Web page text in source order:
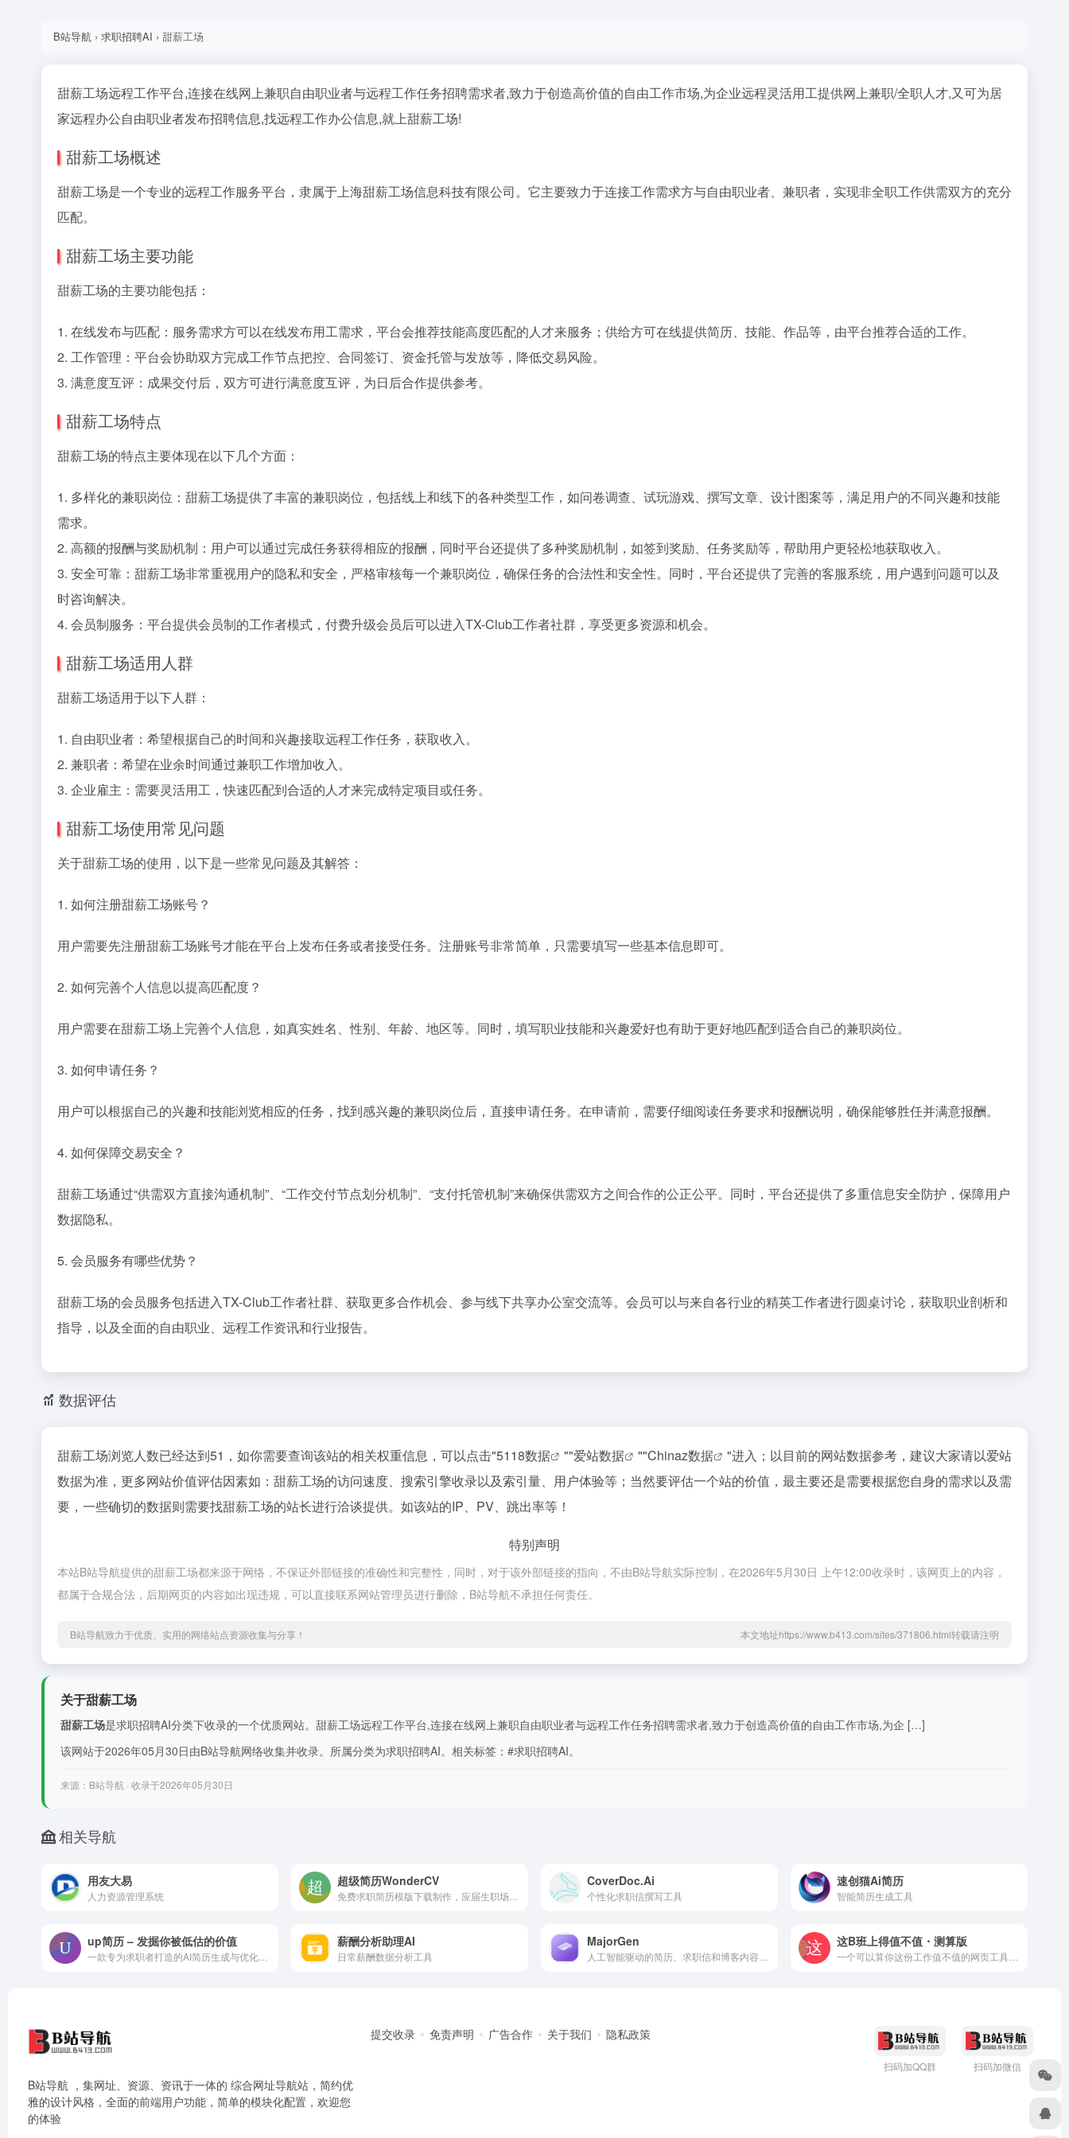
B站导航 › 求职招聘AI › 甜薪工场
甜薪工场远程工作平台,连接在线网上兼职自由职业者与远程工作任务招聘需求者,致力于创造高价值的自由工作市场,为企业远程灵活用工提供网上兼职/全职人才,又可为居
家远程办公自由职业者发布招聘信息,找远程工作办公信息,就上甜薪工场!
甜薪工场概述
甜薪工场是一个专业的远程工作服务平台，隶属于上海甜薪工场信息科技有限公司。它主要致力于连接工作需求方与自由职业者、兼职者，实现非全职工作供需双方的充分
匹配。
甜薪工场主要功能
甜薪工场的主要功能包括：
1. 在线发布与匹配：服务需求方可以在线发布用工需求，平台会推荐技能高度匹配的人才来服务；供给方可在线提供简历、技能、作品等，由平台推荐合适的工作。
2. 工作管理：平台会协助双方完成工作节点把控、合同签订、资金托管与发放等，降低交易风险。
3. 满意度互评：成果交付后，双方可进行满意度互评，为日后合作提供参考。
甜薪工场特点
甜薪工场的特点主要体现在以下几个方面：
1. 多样化的兼职岗位：甜薪工场提供了丰富的兼职岗位，包括线上和线下的各种类型工作，如问卷调查、试玩游戏、撰写文章、设计图案等，满足用户的不同兴趣和技能
需求。
2. 高额的报酬与奖励机制：用户可以通过完成任务获得相应的报酬，同时平台还提供了多种奖励机制，如签到奖励、任务奖励等，帮助用户更轻松地获取收入。
3. 安全可靠：甜薪工场非常重视用户的隐私和安全，严格审核每一个兼职岗位，确保任务的合法性和安全性。同时，平台还提供了完善的客服系统，用户遇到问题可以及
时咨询解决。
4. 会员制服务：平台提供会员制的工作者模式，付费升级会员后可以进入TX-Club工作者社群，享受更多资源和机会。
甜薪工场适用人群
甜薪工场适用于以下人群：
1. 自由职业者：希望根据自己的时间和兴趣接取远程工作任务，获取收入。
2. 兼职者：希望在业余时间通过兼职工作增加收入。
3. 企业雇主：需要灵活用工，快速匹配到合适的人才来完成特定项目或任务。
甜薪工场使用常见问题
关于甜薪工场的使用，以下是一些常见问题及其解答：
1. 如何注册甜薪工场账号？
用户需要先注册甜薪工场账号才能在平台上发布任务或者接受任务。注册账号非常简单，只需要填写一些基本信息即可。
2. 如何完善个人信息以提高匹配度？
用户需要在甜薪工场上完善个人信息，如真实姓名、性别、年龄、地区等。同时，填写职业技能和兴趣爱好也有助于更好地匹配到适合自己的兼职岗位。
3. 如何申请任务？
用户可以根据自己的兴趣和技能浏览相应的任务，找到感兴趣的兼职岗位后，直接申请任务。在申请前，需要仔细阅读任务要求和报酬说明，确保能够胜任并满意报酬。
4. 如何保障交易安全？
甜薪工场通过“供需双方直接沟通机制”、“工作交付节点划分机制”、“支付托管机制”来确保供需双方之间合作的公正公平。同时，平台还提供了多重信息安全防护，保障用户
数据隐私。
5. 会员服务有哪些优势？
甜薪工场的会员服务包括进入TX-Club工作者社群、获取更多合作机会、参与线下共享办公室交流等。会员可以与来自各行业的精英工作者进行圆桌讨论，获取职业剖析和
指导，以及全面的自由职业、远程工作资讯和行业报告。
数据评估
甜薪工场浏览人数已经达到51，如你需要查询该站的相关权重信息，可以点击"5118数据 ""爱站数据 ""Chinaz数据
"进入；以目前的网站数据参考，建议大家请以爱站
数据为准，更多网站价值评估因素如：甜薪工场的访问速度、搜索引擎收录以及索引量、用户体验等；当然要评估一个站的价值，最主要还是需要根据您自身的需求以及需
要，一些确切的数据则需要找甜薪工场的站长进行洽谈提供。如该站的IP、PV、跳出率等！
特别声明
本站B站导航提供的甜薪工场都来源于网络，不保证外部链接的准确性和完整性，同时，对于该外部链接的指向，不由B站导航实际控制，在2026年5月30日 上午12:00收录时，该网页上的内容，
都属于合规合法，后期网页的内容如出现违规，可以直接联系网站管理员进行删除，B站导航不承担任何责任。
B站导航致力于优质、实用的网络站点资源收集与分享！ 本文地址https://www.b413.com/sites/371806.html转载请注明
关于甜薪工场
甜薪工场是求职招聘AI分类下收录的一个优质网站。甜薪工场远程工作平台,连接在线网上兼职自由职业者与远程工作任务招聘需求者,致力于创造高价值的自由工作市场,为企 […]
该网站于2026年05月30日由B站导航网络收集并收录。所属分类为求职招聘AI。相关标签：#求职招聘AI。
来源：B站导航 · 收录于2026年05月30日
相关导航
用友大易
人力资源管理系统
超级简历WonderCV CoverDoc.Ai
个性化求职信撰写工具
速创猫Ai简历
智能简历生成工具
up简历 – 发掘你被低估的价值 薪酬分析助理AI
日常薪酬数据分析工具
MajorGen 这B班上得值不值・测算版
B站导航 ，集网址、资源、资讯于一体的 综合网址导航站，简约优
雅的设计风格，全面的前端用户功能，简单的模块化配置，欢迎您
的体验
提交收录 免责声明 广告合作 关于我们 隐私政策
扫码加QQ群 扫码加微信